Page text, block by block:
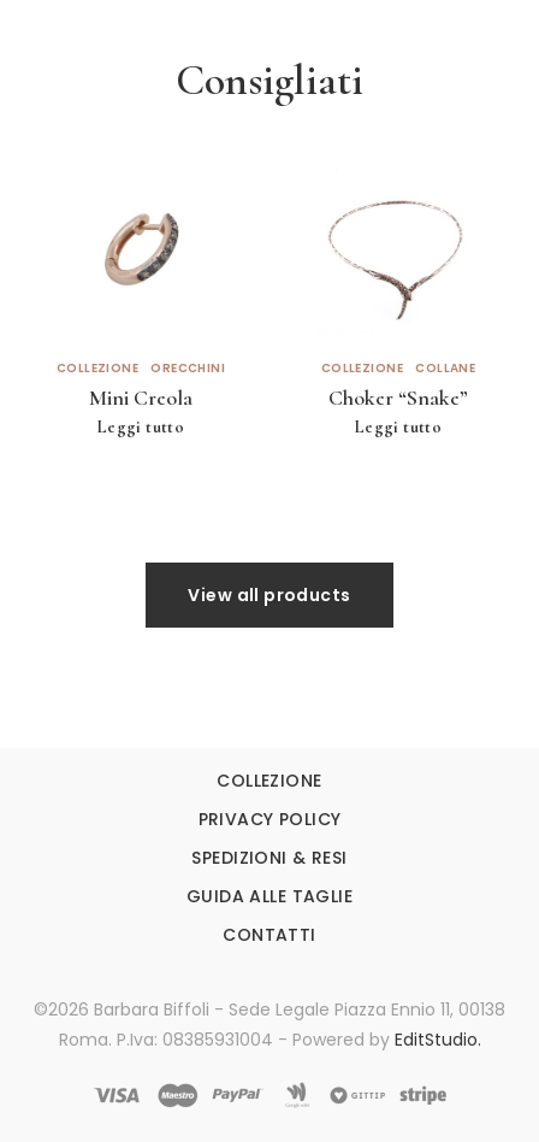
Consigliati
COLLEZIONE ORECCHINI
Mini Creola
Leggi tutto
COLLEZIONE COLLANE
Choker “Snake”
Leggi tutto
View all products
COLLEZIONE
PRIVACY POLICY
SPEDIZIONI & RESI
GUIDA ALLE TAGLIE
CONTATTI
©2026 Barbara Biffoli - Sede Legale Piazza Ennio 11, 00138
Roma. P.Iva: 08385931004 - Powered by EditStudio.